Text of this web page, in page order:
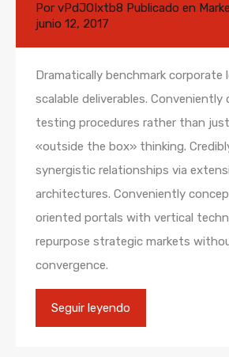
Por vPdJOIxtb8 Publicado en
junio 12, 2017
Dramatically benchmark corporate
scalable deliverables.
testing procedures rather than
«outside the box» thinking.
synergistic relationships via
architectures. Conveniently
oriented portals with vertical
repurpose strategic markets
convergence.
Seguir leyendo